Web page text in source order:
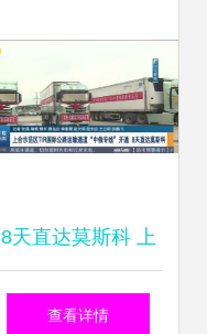
8天直达莫斯科 上
合示范区TIR国际
查看详情